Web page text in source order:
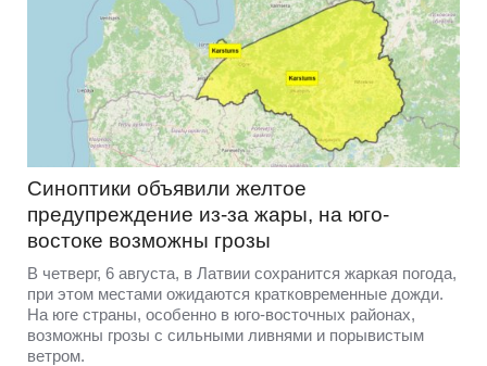
Синоптики объявили желтое
предупреждение из-за жары, на юго-
востоке возможны грозы
В четверг, 6 августа, в Латвии сохранится жаркая погода,
при этом местами ожидаются кратковременные дожди.
На юге страны, особенно в юго-восточных районах,
возможны грозы с сильными ливнями и порывистым
ветром.